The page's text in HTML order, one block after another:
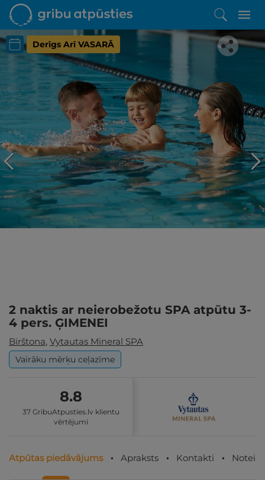
Derīgs Arī VASARĀ
Iepatikās šis piedāvājums?
Līdz brīnišķīgai atpūtai atlikuši tikai daži soļi
PĒRKU
2 naktis ar neierobežotu SPA atpūtu 3-
4 pers. ĢIMENEI
Birštona, Vytautas Mineral SPA
Vairāku mērķu ceļazīme
8.8
37 GribuAtpusties.lv klientu
vērtējumi
Atpūtas piedāvājums Apraksts Kontakti